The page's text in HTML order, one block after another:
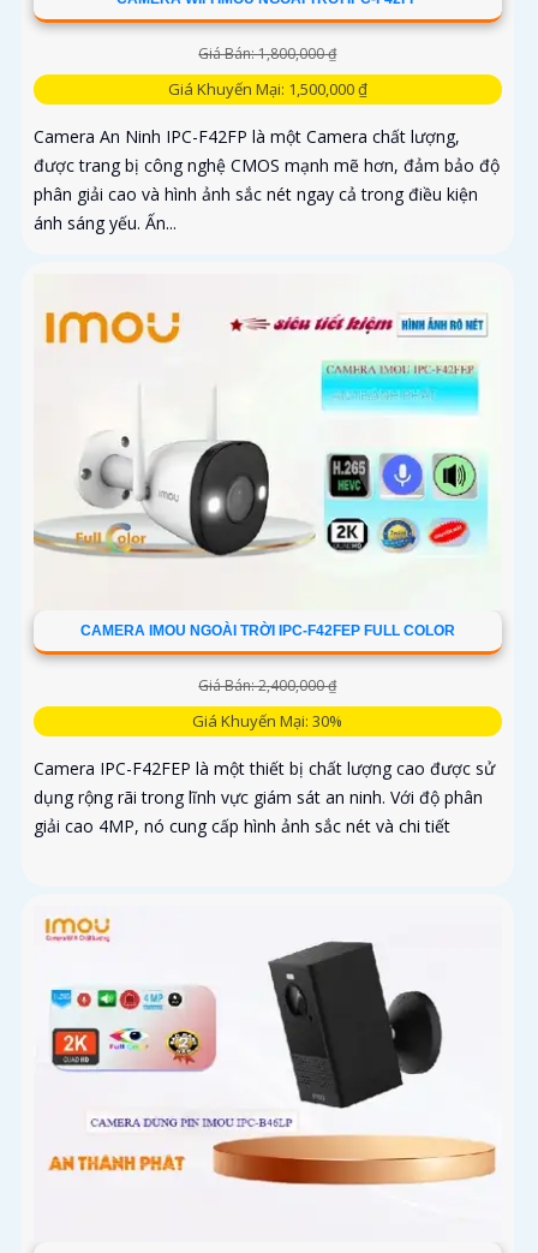
Giá Bán: 1,800,000 ₫
Giá Khuyến Mại: 1,500,000 ₫
Camera An Ninh IPC-F42FP là một Camera chất lượng,
được trang bị công nghệ CMOS mạnh mẽ hơn, đảm bảo độ
phân giải cao và hình ảnh sắc nét ngay cả trong điều kiện
ánh sáng yếu. Ấn...
CAMERA IMOU NGOÀI TRỜI IPC-F42FEP FULL COLOR
Giá Bán: 2,400,000 ₫
Giá Khuyến Mại: 30%
Camera IPC-F42FEP là một thiết bị chất lượng cao được sử
dụng rộng rãi trong lĩnh vực giám sát an ninh. Với độ phân
giải cao 4MP, nó cung cấp hình ảnh sắc nét và chi tiết